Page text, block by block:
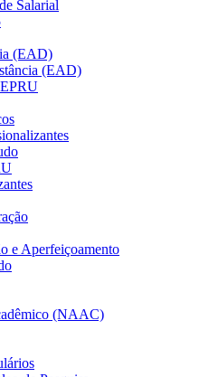
Salarial
(EAD)
(EAD)
e Aperfeiçoamento
(NAAC)